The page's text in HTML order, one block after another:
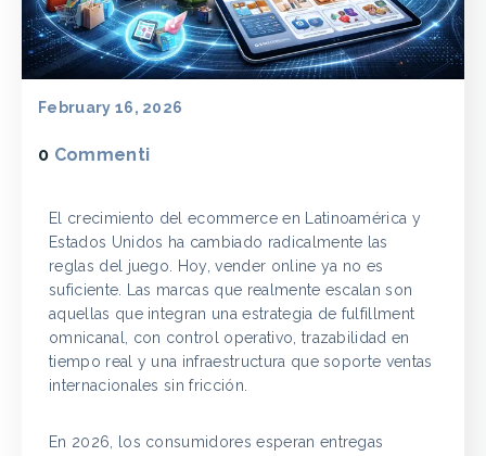
February 16, 2026
0 Commenti
El crecimiento del ecommerce en Latinoamérica y
Estados Unidos ha cambiado radicalmente las
reglas del juego. Hoy, vender online ya no es
suficiente. Las marcas que realmente escalan son
aquellas que integran una estrategia de fulfillment
omnicanal, con control operativo, trazabilidad en
tiempo real y una infraestructura que soporte ventas
internacionales sin fricción.
En 2026, los consumidores esperan entregas